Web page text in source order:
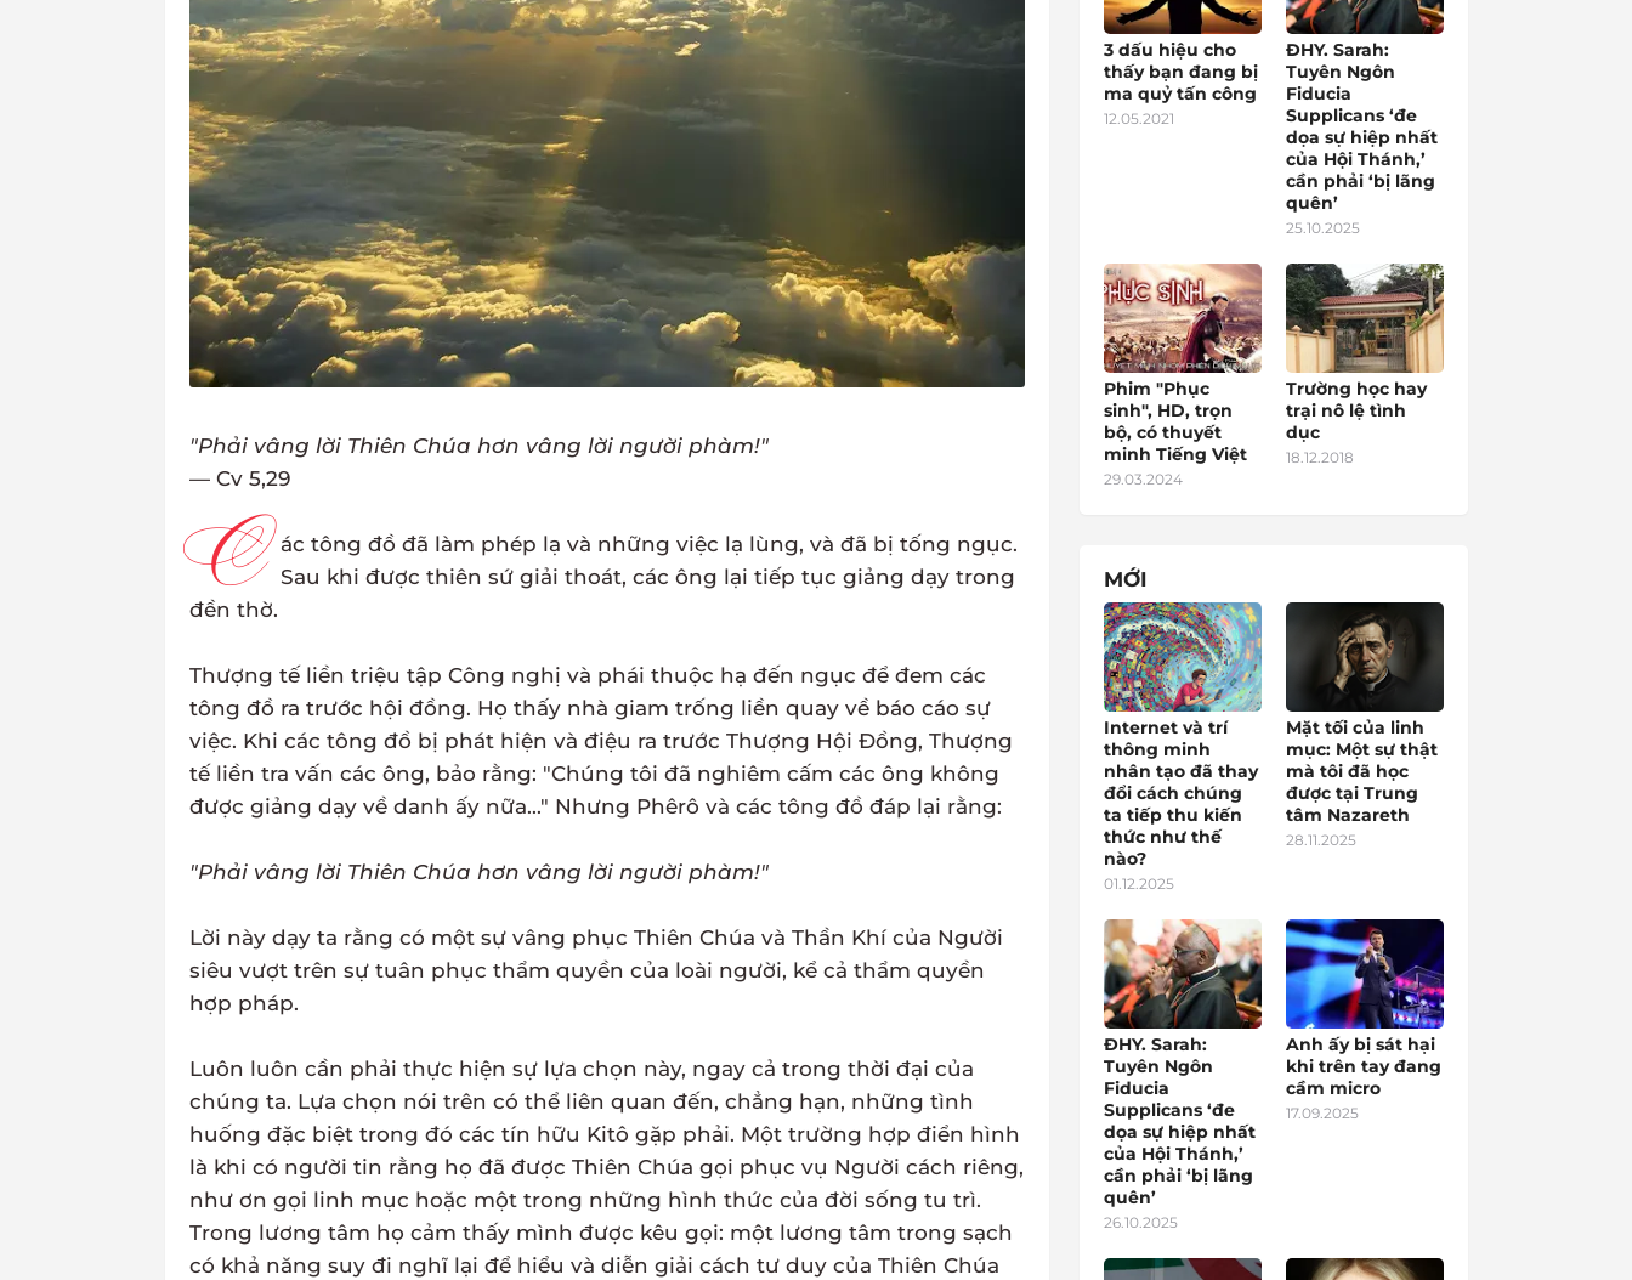
"Phải vâng lời Thiên Chúa hơn vâng lời người phàm!"
— Cv 5,29
C ác tông đồ đã làm phép lạ và những việc lạ lùng, và đã bị tống ngục.
Sau khi được thiên sứ giải thoát, các ông lại tiếp tục giảng dạy trong
đền thờ.
Thượng tế liền triệu tập Công nghị và phái thuộc hạ đến ngục để đem các
tông đồ ra trước hội đồng. Họ thấy nhà giam trống liền quay về báo cáo sự
việc. Khi các tông đồ bị phát hiện và điệu ra trước Thượng Hội Đồng, Thượng
tế liền tra vấn các ông, bảo rằng: "Chúng tôi đã nghiêm cấm các ông không
được giảng dạy về danh ấy nữa..." Nhưng Phêrô và các tông đồ đáp lại rằng:
"Phải vâng lời Thiên Chúa hơn vâng lời người phàm!"
Lời này dạy ta rằng có một sự vâng phục Thiên Chúa và Thần Khí của Người
siêu vượt trên sự tuân phục thẩm quyền của loài người, kể cả thẩm quyền
hợp pháp.
Luôn luôn cần phải thực hiện sự lựa chọn này, ngay cả trong thời đại của
chúng ta. Lựa chọn nói trên có thể liên quan đến, chẳng hạn, những tình
huống đặc biệt trong đó các tín hữu Kitô gặp phải. Một trường hợp điển hình
là khi có người tin rằng họ đã được Thiên Chúa gọi phục vụ Người cách riêng,
như ơn gọi linh mục hoặc một trong những hình thức của đời sống tu trì.
Trong lương tâm họ cảm thấy mình được kêu gọi: một lương tâm trong sạch
có khả năng suy đi nghĩ lại để hiểu và diễn giải cách tư duy của Thiên Chúa
3 dấu hiệu cho
thấy bạn đang bị
ma quỷ tấn công
12.05.2021
ĐHY. Sarah:
Tuyên Ngôn
Fiducia
Supplicans ‘đe
dọa sự hiệp nhất
của Hội Thánh,’
cần phải ‘bị lãng
quên’
25.10.2025
Phim "Phục
sinh", HD, trọn
bộ, có thuyết
minh Tiếng Việt
29.03.2024
Trường học hay
trại nô lệ tình
dục
18.12.2018
MỚI
Internet và trí
thông minh
nhân tạo đã thay
đổi cách chúng
ta tiếp thu kiến
thức như thế
nào?
01.12.2025
Mặt tối của linh
mục: Một sự thật
mà tôi đã học
được tại Trung
tâm Nazareth
28.11.2025
ĐHY. Sarah:
Tuyên Ngôn
Fiducia
Supplicans ‘đe
dọa sự hiệp nhất
của Hội Thánh,’
cần phải ‘bị lãng
quên’
26.10.2025
Anh ấy bị sát hại
khi trên tay đang
cầm micro
17.09.2025